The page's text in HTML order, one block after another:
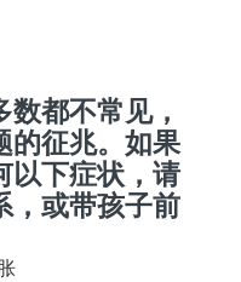
都不常见，
的征兆。如果
以下症状，请
，或带孩子前